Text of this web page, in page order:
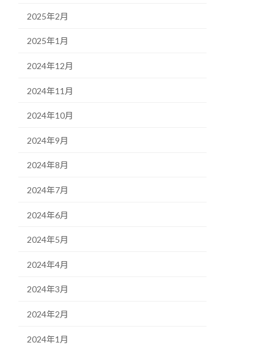
2025年2月
2025年1月
2024年12月
2024年11月
2024年10月
2024年9月
2024年8月
2024年7月
2024年6月
2024年5月
2024年4月
2024年3月
2024年2月
2024年1月